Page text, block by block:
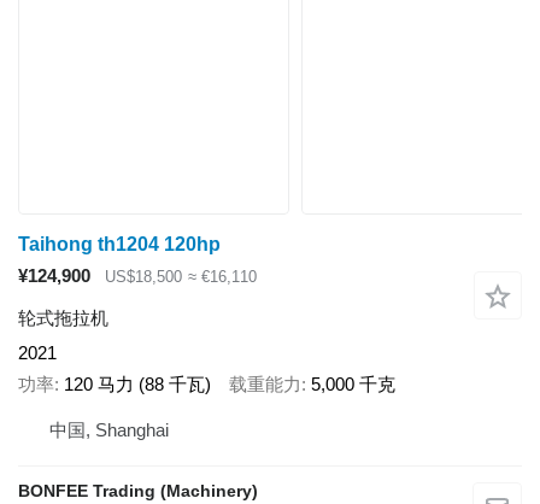
Taihong th1204 120hp
¥124,900
US$18,500 ≈ €16,110
轮式拖拉机
2021
功率 120 马力 (88 千瓦) 载重能力 5,000 千克
中国, Shanghai
BONFEE Trading (Machinery)